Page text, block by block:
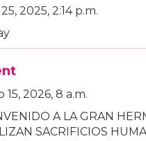
2025, 2:14 p.m.
15, 2026, 8 a.m.
A LA GRAN
SACRIFICIOS